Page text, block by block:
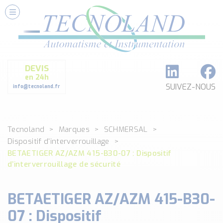
DEVIS
en 24h
info@tecnoland.fr SUIVEZ-NOUS
Nos Services
Conseils et Fourniture
Formation et Assistance
Architecture I-O Link multi fabricants
Classé par catégorie
DEBIT
DETECTION
ENREGISTREUR + ACQUISITION DE DONNEES
Voir toutes les catégories …
Tecnoland Marques
SCHMERSAL
Dispositif d'interverrouillage
BETAETIGER AZ/AZM 415-B30-07 : Dispositif
d’interverrouillage de sécurité
BETAETIGER AZ/AZM 415-B30-
07 : Dispositif